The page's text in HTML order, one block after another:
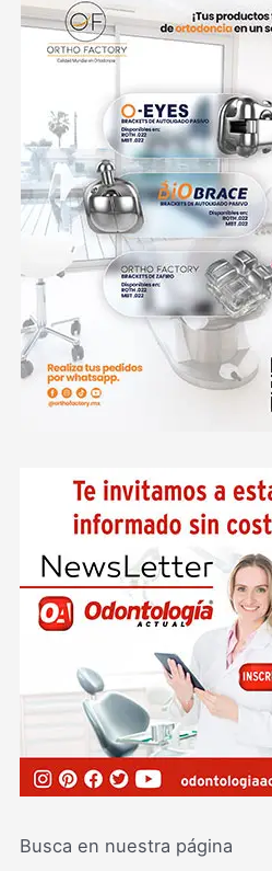
Busca en nuestra página